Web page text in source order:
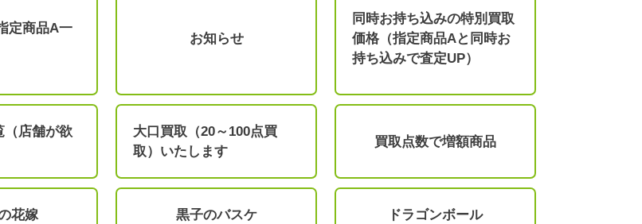
定商品A一
お知らせ
同時お持ち込みの特別買取
価格（指定商品Aと同時お
持ち込みで査定UP）
（店舗が欲
大口買取（20～100点買
取）いたします
買取点数で増額商品
花嫁 黒子のバスケ ドラゴンボール